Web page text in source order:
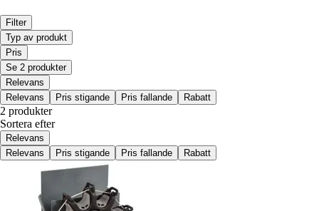
Filter
Typ av produkt
Pris
Se 2 produkter
Relevans
Relevans
Pris stigande Pris fallande Rabatt
2 produkter
Sortera efter
Relevans
Relevans
Pris stigande Pris fallande Rabatt